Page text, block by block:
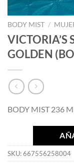
BODY MIST /
VICTORIA’S
GOLDEN
BODY MIST 236
SKU:667556258004